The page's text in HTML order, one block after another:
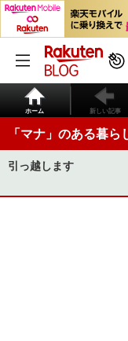
ホーム 新しい記事
「マナ」のある暮
引っ越します